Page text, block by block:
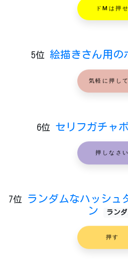
ドMは押せ
5位 絵描きさん用の
気軽に押し
6位 セリフガチャ
押しなさい
7位
ランダムなハッシュ
ン
ラン
押す